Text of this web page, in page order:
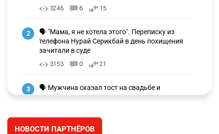
3246 6 15
2
🗣 "Мама, я не хотела этого". Переписку из
телефона Нурай Серикбай в день похищения
зачитали в суде
3153 0 21
3
🗣 Мужчина сказал тост на свадьбе и
заработал уголовное дело
НОВОСТИ ПАРТНЁРОВ